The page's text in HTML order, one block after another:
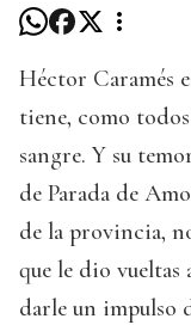
Héctor Caramés
tiene, como
sangre. Y su
de Parada de
de la provincia,
que le dio vueltas
darle un impulso